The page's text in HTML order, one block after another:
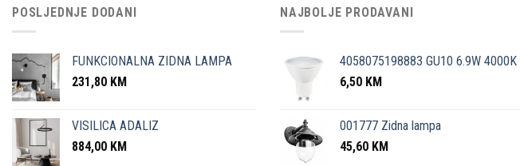
POSLJEDNJE DODANI
FUNKCIONALNA ZIDNA LAMPA
231,80 KM
VISILICA ADALIZ
884,00 KM
NAJBOLJE PRODAVANI
4058075198883 GU10 6.9W 4000K
6,50 KM
001777 Zidna lampa
45,60 KM